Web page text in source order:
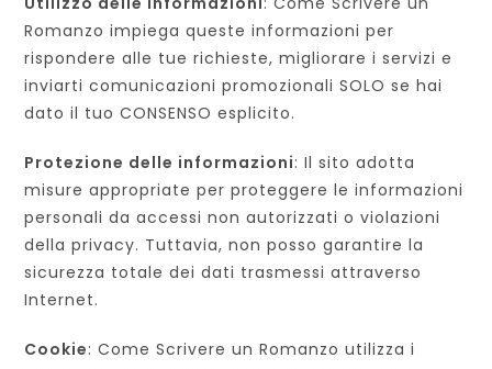
Romanzo impiega queste informazioni per
rispondere alle tue richieste, migliorare i servizi e
inviarti comunicazioni promozionali SOLO se hai
dato il tuo CONSENSO esplicito.
Protezione delle informazioni: Il sito adotta
misure appropriate per proteggere le informazioni
personali da accessi non autorizzati o violazioni
della privacy. Tuttavia, non posso garantire la
sicurezza totale dei dati trasmessi attraverso
Internet.
Cookie: Come Scrivere un Romanzo utilizza i